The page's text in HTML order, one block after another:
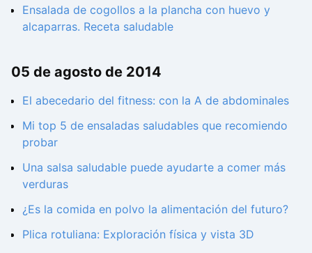
Ensalada de cogollos a la plancha con huevo y
alcaparras. Receta saludable
05 de agosto de 2014
El abecedario del fitness: con la A de abdominales
Mi top 5 de ensaladas saludables que recomiendo
probar
Una salsa saludable puede ayudarte a comer más
verduras
¿Es la comida en polvo la alimentación del futuro?
Plica rotuliana: Exploración física y vista 3D